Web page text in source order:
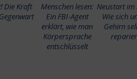
Die Kraft
Menschen lesen:
Ein FBI-Agent
erklärt, wie man
Körpersprache
entschlüsselt
Neustart im
Wie sich
Gehirn